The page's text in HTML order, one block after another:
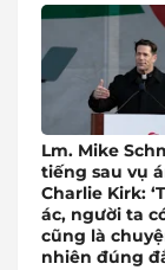
Lm. Mike
tiếng sau vụ
Charlie Kirk:
ác, người ta
cũng là
nhiên đúng